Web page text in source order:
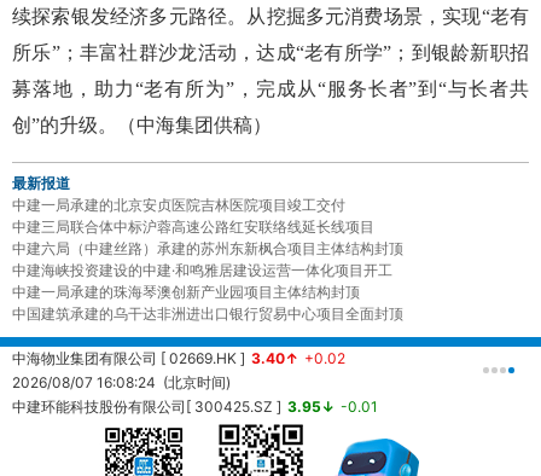
续探索银发经济多元路径。从挖掘多元消费场景，实现“老有
所乐”；丰富社群沙龙活动，达成“老有所学”；到银龄新职招
募落地，助力“老有所为”，完成从“服务长者”到“与长者共
创”的升级。（中海集团供稿）
最新报道
中建一局承建的北京安贞医院吉林医院项目竣工交付
中建三局联合体中标沪蓉高速公路红安联络线延长线项目
中建六局（中建丝路）承建的苏州东新枫合项目主体结构封顶
中建海峡投资建设的中建·和鸣雅居建设运营一体化项目开工
中建一局承建的珠海琴澳创新产业园项目主体结构封顶
中国建筑承建的乌干达非洲进出口银行贸易中心项目全面封顶
中海物业集团有限公司 [ 02669.HK ] 3.40↑ +0.02
2026/08/07 16:08:24 (北京时间)
中建环能科技股份有限公司[ 300425.SZ ] 3.95↓ -0.01
20260807161457 (北京时间)